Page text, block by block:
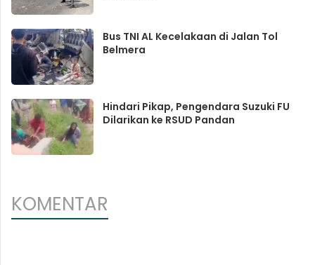
Bus TNI AL Kecelakaan di Jalan Tol
Belmera
Hindari Pikap, Pengendara Suzuki FU
Dilarikan ke RSUD Pandan
KOMENTAR